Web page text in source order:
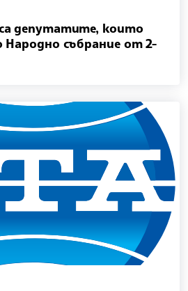
депутатите, които
събрание от 2-